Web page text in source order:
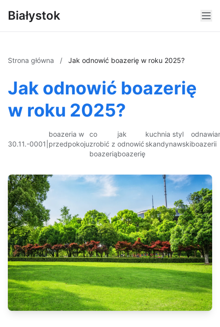
Białystok
Strona główna / Jak odnowić boazerię w roku 2025?
Jak odnowić boazerię
w roku 2025?
30.11.-0001
boazeria w
przedpokoju
co
zrobić z
boazerią
jak
odnowić
boazerię
kuchnia styl
skandynawskiboazerii